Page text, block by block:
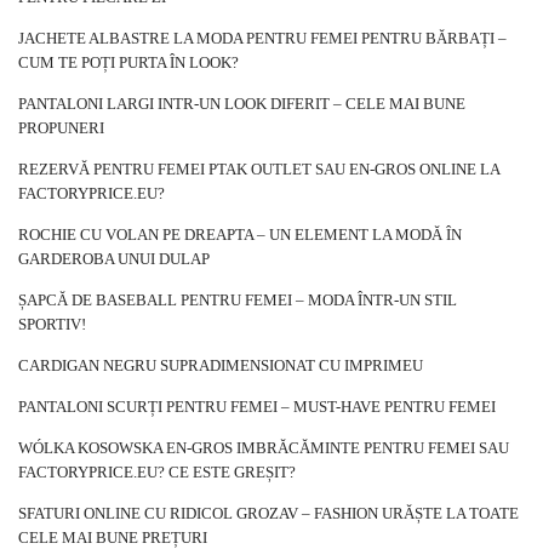
JACHETE ALBASTRE LA MODA PENTRU FEMEI PENTRU BĂRBAȚI –
CUM TE POȚI PURTA ÎN LOOK?
PANTALONI LARGI INTR-UN LOOK DIFERIT – CELE MAI BUNE
PROPUNERI
REZERVĂ PENTRU FEMEI PTAK OUTLET SAU EN-GROS ONLINE LA
FACTORYPRICE.EU?
ROCHIE CU VOLAN PE DREAPTA – UN ELEMENT LA MODĂ ÎN
GARDEROBA UNUI DULAP
ȘAPCĂ DE BASEBALL PENTRU FEMEI – MODA ÎNTR-UN STIL
SPORTIV!
CARDIGAN NEGRU SUPRADIMENSIONAT CU IMPRIMEU
PANTALONI SCURȚI PENTRU FEMEI – MUST-HAVE PENTRU FEMEI
WÓLKA KOSOWSKA EN-GROS IMBRĂCĂMINTE PENTRU FEMEI SAU
FACTORYPRICE.EU? CE ESTE GREȘIT?
SFATURI ONLINE CU RIDICOL GROZAV – FASHION URĂȘTE LA TOATE
CELE MAI BUNE PREȚURI